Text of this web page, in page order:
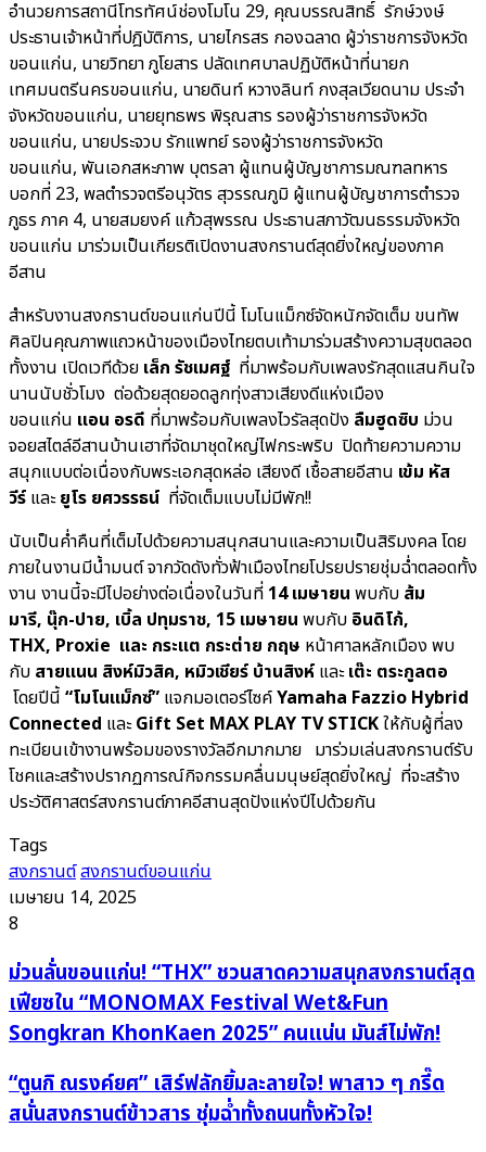
อำนวยการสถานีโทรทัศน์ช่องโมโน 29, คุณบรรณสิทธิ์ รักษ์วงษ์
ประธานเจ้าหน้าที่ปฎิบัติการ, นายไกรสร กองฉลาด ผู้ว่าราชการจังหวัด
ขอนแก่น, นายวิทยา ภูโยสาร ปลัดเทศบาลปฏิบัติหน้าที่นายก
เทศมนตรีนครขอนแก่น, นายดินท์ หวางลินท์ กงสุลเวียดนาม ประจำ
จังหวัดขอนแก่น, นายยุทธพร พิรุณสาร รองผู้ว่าราชการจังหวัด
ขอนแก่น, นายประจวบ รักแพทย์ รองผู้ว่าราชการจังหวัด
ขอนแก่น, พันเอกสหะภาพ บุตรลา ผู้แทนผู้บัญชาการมณฑลทหาร
บอกที่ 23, พลตำรวจตรีอนุวัตร สุวรรณภูมิ ผู้แทนผู้บัญชาการตำรวจ
ภูธร ภาค 4, นายสมยงค์ แก้วสุพรรณ ประธานสภาวัฒนธรรมจังหวัด
ขอนแก่น มาร่วมเป็นเกียรติเปิดงานสงกรานต์สุดยิ่งใหญ่ของภาค
อีสาน
สำหรับงานสงกรานต์ขอนแก่นปีนี้ โมโนแม็กซ์จัดหนักจัดเต็ม ขนทัพ
ศิลปินคุณภาพแถวหน้าของเมืองไทยตบเท้ามาร่วมสร้างความสุขตลอด
ทั้งงาน เปิดเวทีด้วย เล็ก รัชเมศฐ์ ที่มาพร้อมกับเพลงรักสุดแสนกินใจ
นานนับชั่วโมง ต่อด้วยสุดยอดลูกทุ่งสาวเสียงดีแห่งเมือง
ขอนแก่น แอน อรดี ที่มาพร้อมกับเพลงไวรัลสุดปัง ลืมฮูดซิบ ม่วน
จอยสไตล์อีสานบ้านเฮาที่จัดมาชุดใหญ่ไฟกระพริบ ปิดท้ายความความ
สนุกแบบต่อเนื่องกับพระเอกสุดหล่อ เสียงดี เชื้อสายอีสาน เข้ม หัส
วีร์ และยูโร ยศวรรธน์ ที่จัดเต็มแบบไม่มีพัก!!
นับเป็นค่ำคืนที่เต็มไปด้วยความสนุกสนานและความเป็นสิริมงคล โดย
ภายในงานมีน้ำมนต์ จากวัดดังทั่วฟ้าเมืองไทยโปรยปรายชุ่มฉ่ำตลอดทั้ง
งาน งานนี้จะมีไปอย่างต่อเนื่องในวันที่ 14 เมษายน พบกับ ส้ม
มารี, นุ๊ก-ปาย, เบิ้ล ปทุมราช, 15 เมษายน พบกับ อินดิโก้,
THX, Proxie และ กระแต กระต่าย กฤษ หน้าศาลหลักเมือง พบ
กับ สายแนน สิงห์มิวสิค, หมิวเชียร์ บ้านสิงห์ และเต๊ะ ตระกูลตอ
โดยปีนี้ “โมโนแม็กซ์” แจกมอเตอร์ไซค์Yamaha Fazzio Hybrid
Connected และGift Set MAX PLAY TV STICKให้กับผู้ที่ลง
ทะเบียนเข้างานพร้อมของรางวัลอีกมากมาย มาร่วมเล่นสงกรานต์รับ
โชคและสร้างปรากฏการณ์กิจกรรมคลื่นมนุษย์สุดยิ่งใหญ่ ที่จะสร้าง
ประวัติศาสตร์สงกรานต์ภาคอีสานสุดปังแห่งปีไปด้วยกัน
Tags
สงกรานต์สงกรานต์ขอนแก่น
เมษายน 14, 2025
8
ม่วน
ลั่น
ขอนแก่น!
“THX”
ชวน
สาด
ความ
ม่วนลั่นขอนแก่น! “THX” ชวนสาดความสนุกสงกรานต์สุด
เฟียซใน “MONOMAX Festival Wet&Fun
Songkran KhonKaen 2025” คนแน่น มันส์ไม่พัก!
“ตู
นกิ
“ตูนกิ ณรงค์ยศ” เสิร์ฟลักยิ้มละลายใจ! พาสาว ๆ กรี๊ด
สนั่นสงกรานต์ข้าวสาร ชุ่มฉ่ำทั้งถนนทั้งหัวใจ!